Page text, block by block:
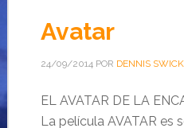
Avatar
24/09/2014POR DENNIS SWICK
EL AVATAR DE LA
La película AVATAR es